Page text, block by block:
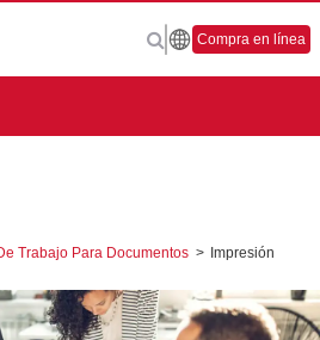
Compra en línea
Trabajo Para Documentos > Impresión